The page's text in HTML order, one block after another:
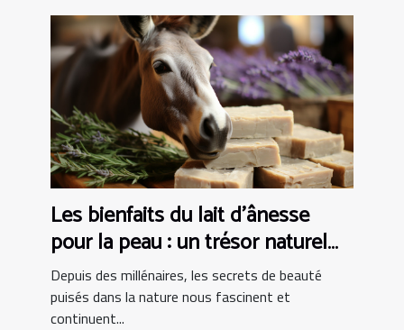
Les bienfaits du lait d'ânesse
pour la peau : un trésor naturel
dans les produits de bain
Depuis des millénaires, les secrets de beauté
puisés dans la nature nous fascinent et
continuent...